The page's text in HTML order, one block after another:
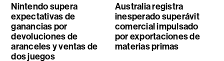
Nintendo supera
expectativas de
ganancias por
devoluciones de
aranceles y ventas de
dos juegos
Australia registra
inesperado superávit
comercial impulsado
por exportaciones de
materias primas